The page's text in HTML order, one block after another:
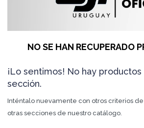
NO SE HAN RECUPERADO
¡Lo sentimos! No hay
sección.
Inténtalo nuevamente con otros criterios
otras secciones de nuestro catálogo.